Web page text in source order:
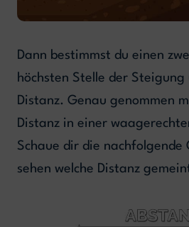
Dann bestimmst du einen
höchsten Stelle der Steigung
Distanz. Genau genommen
Distanz in einer
Schaue dir die nachfolgende
sehen welche Distanz